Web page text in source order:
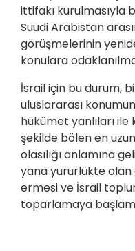
ittifakı kurulmasıyla
Suudi Arabistan
görüşmelerinin
konulara
İsrail için bu durum,
uluslararası
hükümet yanlıları ile
şekilde bölen en
olasılığı anlamına
yana yürürlükte
ermesi ve İsrail
toparlamaya